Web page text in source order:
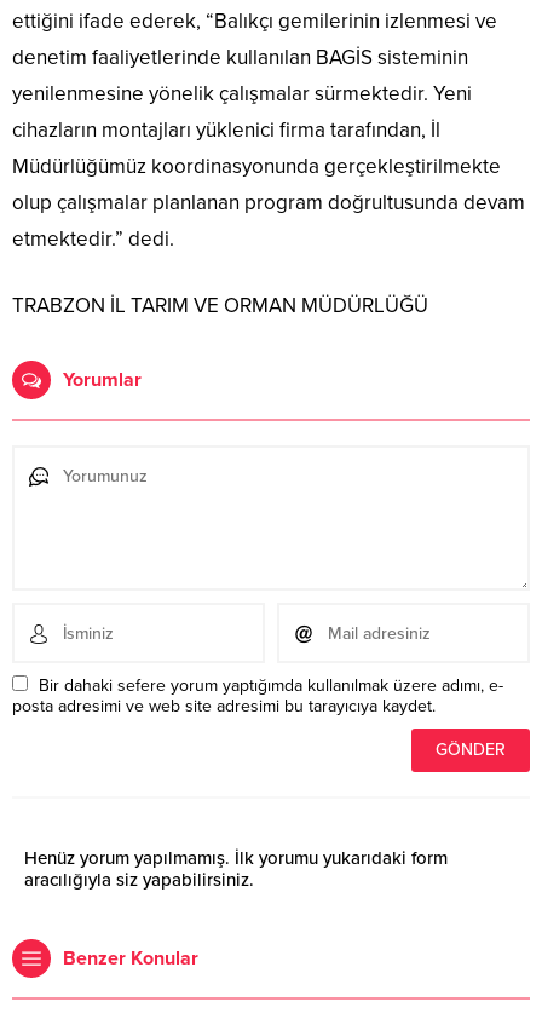
ettiğini ifade ederek, “Balıkçı gemilerinin izlenmesi ve
denetim faaliyetlerinde kullanılan BAGİS sisteminin
yenilenmesine yönelik çalışmalar sürmektedir. Yeni
cihazların montajları yüklenici firma tarafından, İl
Müdürlüğümüz koordinasyonunda gerçekleştirilmekte
olup çalışmalar planlanan program doğrultusunda devam
etmektedir.” dedi.
TRABZON İL TARIM VE ORMAN MÜDÜRLÜĞÜ
Yorumlar
Bir dahaki sefere yorum yaptığımda kullanılmak üzere adımı, e-
posta adresimi ve web site adresimi bu tarayıcıya kaydet.
Henüz yorum yapılmamış. İlk yorumu yukarıdaki form
aracılığıyla siz yapabilirsiniz.
Benzer Konular